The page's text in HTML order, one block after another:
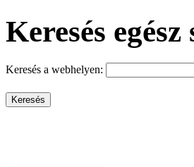
Keresés egész
Keresés a webhelyen: